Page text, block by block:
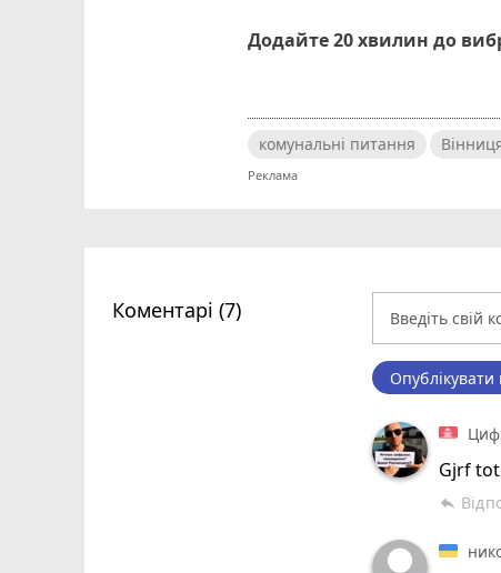
Додайте 20 хвилин до
комунальні питання
Коментарі (7)
Gjrf
reply